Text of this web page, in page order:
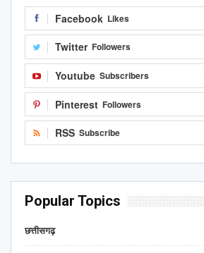
Facebook Likes
Twitter Followers
Youtube Subscribers
Pinterest Followers
RSS Subscribe
Popular Topics
छत्तीसगढ़